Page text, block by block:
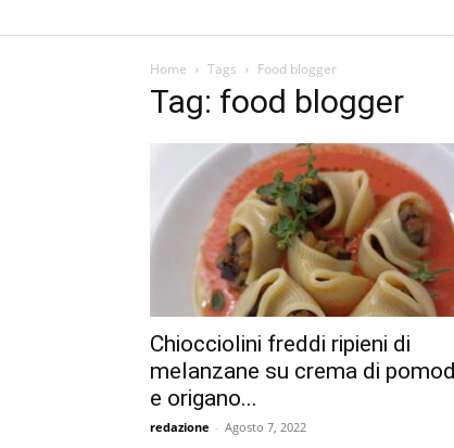
Home Tags Food blogger
Tag: food blogger
Chiocciolini freddi ripieni di
melanzane su crema di
e origano...
redazione - Agosto 7, 2022